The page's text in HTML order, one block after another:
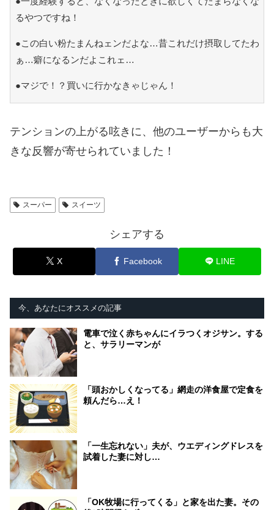
るやつですね！
●この白い粉たまんねェンだよな…昔これだけ摂取してたわ
ぁ…癖になるンだよこれェ…
●マジで！？買いに行かなきゃじゃん！
テンションの上がる呟きに、他のユーザーからも大
きな反響が寄せられていました！
スーパー スイーツ
シェアする
X Facebook LINE
今、あなたにオススメの記事
電車で泣く赤ちゃんにイラつくオジサン。する
と、サラリーマンが
「頭おかしくなってる」網走の洋食屋で定食を
頼んだら…え！
「一生忘れない」夫が、ウエディングドレスを
試着した妻に対し…
「OK牧場に行ってくる」と家を出た妻。その